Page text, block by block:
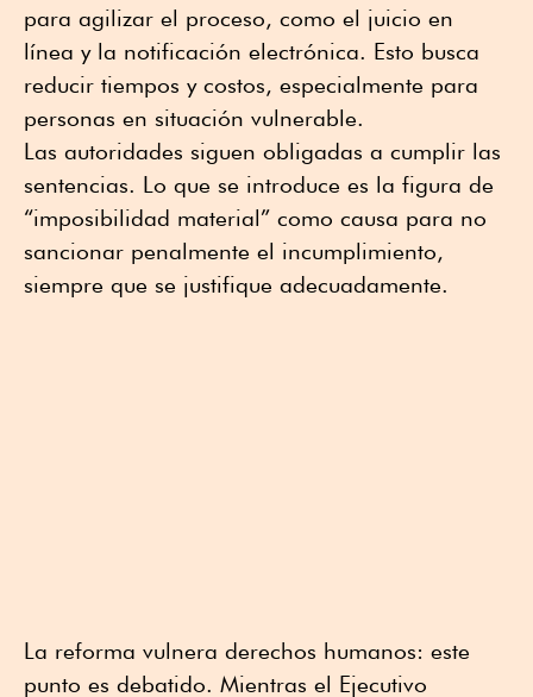
para agilizar el proceso, como el juicio en
línea y la notificación electrónica. Esto busca
reducir tiempos y costos, especialmente para
personas en situación vulnerable.
Las autoridades siguen obligadas a cumplir las
sentencias. Lo que se introduce es la figura de
“imposibilidad material” como causa para no
sancionar penalmente el incumplimiento,
siempre que se justifique adecuadamente.
La reforma vulnera derechos humanos: este
punto es debatido. Mientras el Ejecutivo